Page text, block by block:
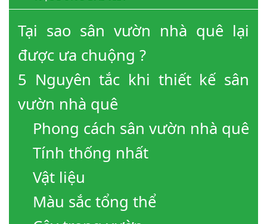
Tại sao sân vườn nhà quê lại
được ưa chuộng ?
5 Nguyên tắc khi thiết kế sân
vườn nhà quê
Phong cách sân vườn nhà quê
Tính thống nhất
Vật liệu
Màu sắc tổng thể